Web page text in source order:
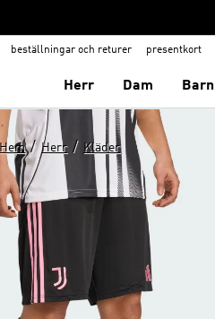
beställningar och returer presentkort
Herr Dam Barn
Hem / Herr / Kläder